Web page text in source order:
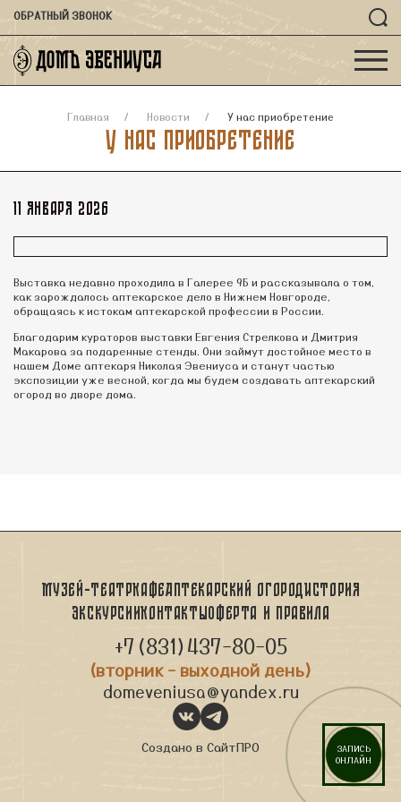
ОБРАТНЫЙ ЗВОНОК
Главная Новости У нас приобретение
У нас приобретение
11 января 2026
Выставка недавно проходила в Галерее 9Б и рассказывала о том,
как зарождалось аптекарское дело в Нижнем Новгороде,
обращаясь к истокам аптекарской профессии в России.
Благодарим кураторов выставки Евгения Стрелкова и Дмитрия
Макарова за подаренные стенды. Они займут достойное место в
нашем Доме аптекаря Николая Эвениуса и станут частью
экспозиции уже весной, когда мы будем создавать аптекарский
огород во дворе дома.
Музей-театрКафеАптекарский огородИстория
ЭкскурсииКонтактыОферта и правила
+7(831)437-80-05
(вторник - выходной день)
domeveniusa@yandex.ru
Создано в СайтПРО
ЗАПИСЬ
ОНЛАЙН